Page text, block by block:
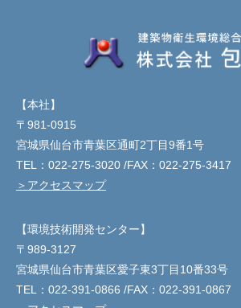
【本社】
〒981-0915
宮城県仙台市青葉区通町2丁目9番1号
TEL： 022-275-3020 /FAX：022-275-3417
＞アクセスマップ
【環境技術開発センター】
〒989-3127
宮城県仙台市青葉区愛子東3丁目10番33号
TEL： 022-391-0866 /FAX：022-391-0867